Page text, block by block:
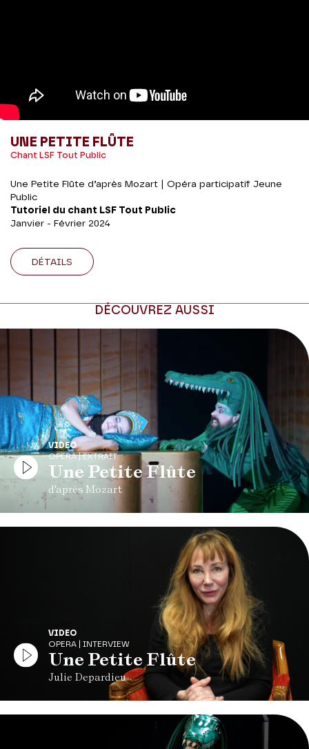
UNE PETITE FLÛTE
Chant LSF Tout Public
Une Petite Flûte d’après Mozart | Opéra participatif Jeune
Public
Tutoriel du chant LSF Tout Public
Janvier - Février 2024
DÉTAILS
DÉCOUVREZ AUSSI
VIDEO
OPERA | EXTRAIT
Une Petite Flûte
d'après Mozart
VIDEO
OPERA | INTERVIEW
Une Petite Flûte
Julie Depardieu